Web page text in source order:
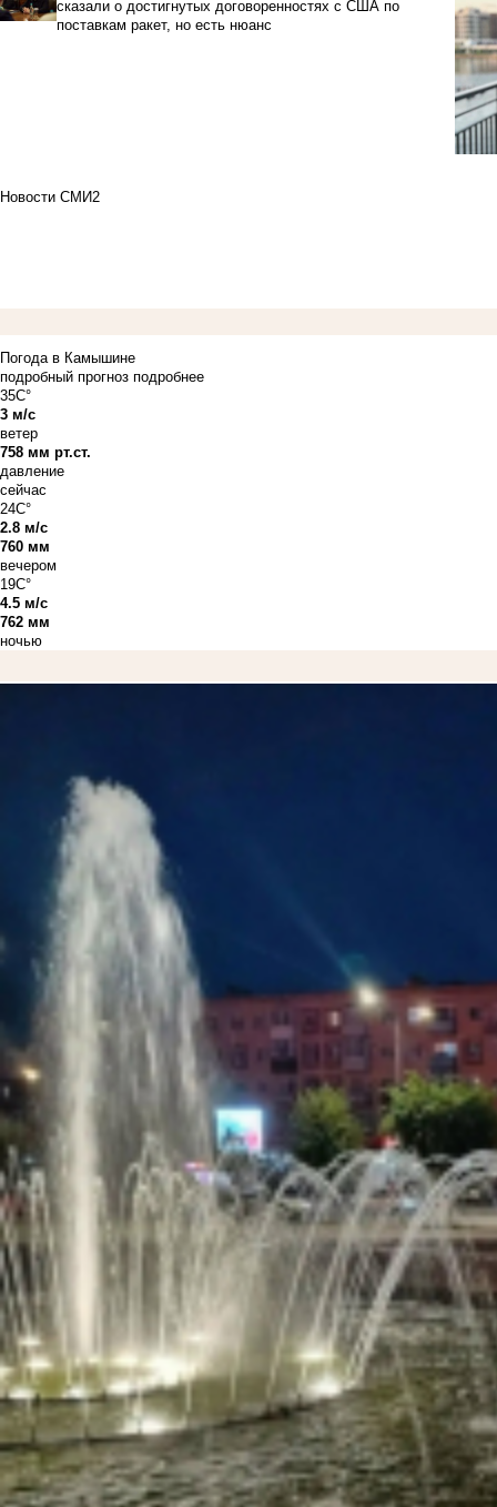
сказали о достигнутых договоренностях с США по
поставкам ракет, но есть нюанс
Новости СМИ2
Погода в Камышине
подробный прогноз подробнее
35C°
3 м/с
ветер
758 мм рт.ст.
давление
сейчас
24C°
2.8 м/с
760 мм
вечером
19C°
4.5 м/с
762 мм
ночью